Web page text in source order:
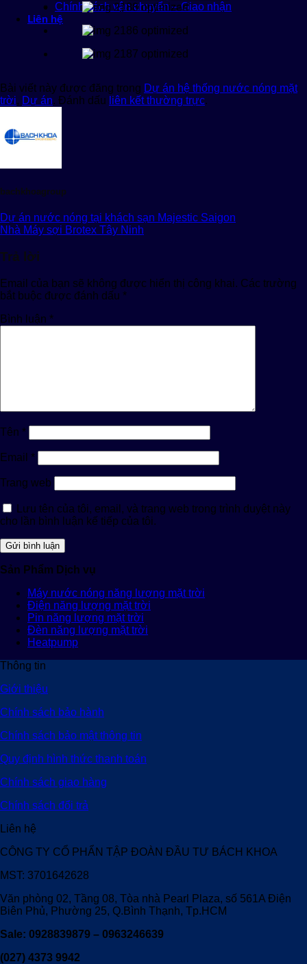
Chính sách vận chuyển – Giao nhận
Liên hệ
Bài viết này được đăng trong Dự án hệ thống nước nóng mặt
trời, Dự án. Đánh dấu liên kết thường trực.
bachkhoagroup
Dự án nước nóng tại khách sạn Majestic Saigon
Nhà Máy sợi Brotex Tây Ninh
Trả lời
Email của bạn sẽ không được hiển thị công khai. Các trường
bắt buộc được đánh dấu *
Bình luận *
Tên *
Email *
Trang web
Lưu tên của tôi, email, và trang web trong trình duyệt này
cho lần bình luận kế tiếp của tôi.
Sản Phẩm Dịch vụ
Máy nước nóng năng lượng mặt trời
Điện năng lượng mặt trời
Pin năng lượng mặt trời
Đèn năng lượng mặt trời
Heatpump
Thông tin
Giới thiệu
Chính sách bảo hành
Chính sách bảo mật thông tin
Quy định hình thức thanh toán
Chính sách giao hàng
Chính sách đổi trả
Liên hệ
CÔNG TY CỔ PHẨN TẬP ĐOÀN ĐẦU TƯ BÁCH KHOA
MST: 3701642628
Văn phòng 02, Tầng 08, Tòa nhà Pearl Plaza, số 561A Điện
Biên Phủ, Phường 25, Q.Bình Thạnh, Tp.HCM
Sale: 0928839879 – 0963246639
(027) 4373 9942